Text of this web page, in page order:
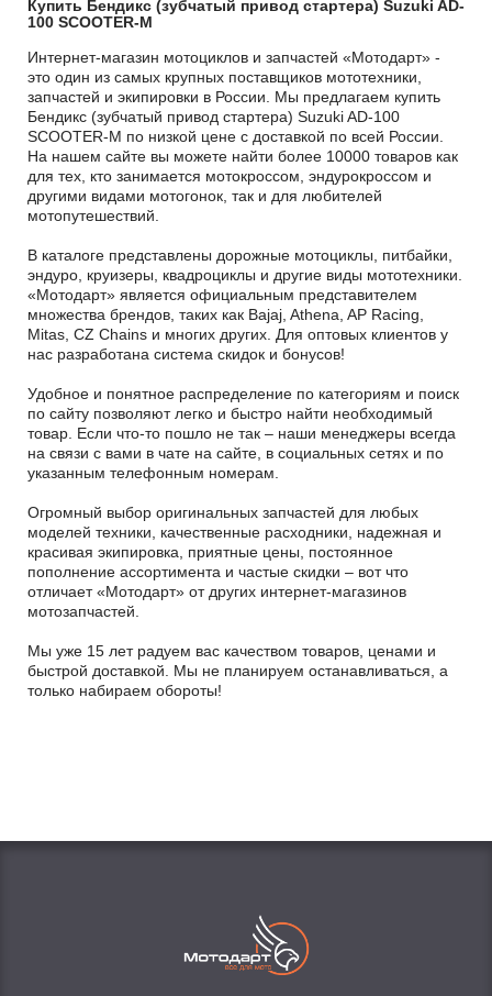
Купить Бендикс (зубчатый привод стартера) Suzuki AD-
100 SCOOTER-M
Интернет-магазин мотоциклов и запчастей «Мотодарт» -
это один из самых крупных поставщиков мототехники,
запчастей и экипировки в России. Мы предлагаем купить
Бендикс (зубчатый привод стартера) Suzuki AD-100
SCOOTER-M по низкой цене с доставкой по всей России.
На нашем сайте вы можете найти более 10000 товаров как
для тех, кто занимается мотокроссом, эндурокроссом и
другими видами мотогонок, так и для любителей
мотопутешествий.
В каталоге представлены дорожные мотоциклы, питбайки,
эндуро, круизеры, квадроциклы и другие виды мототехники.
«Мотодарт» является официальным представителем
множества брендов, таких как Bajaj, Athena, AP Racing,
Mitas, CZ Chains и многих других. Для оптовых клиентов у
нас разработана система скидок и бонусов!
Удобное и понятное распределение по категориям и поиск
по сайту позволяют легко и быстро найти необходимый
товар. Если что-то пошло не так – наши менеджеры всегда
на связи с вами в чате на сайте, в социальных сетях и по
указанным телефонным номерам.
Огромный выбор оригинальных запчастей для любых
моделей техники, качественные расходники, надежная и
красивая экипировка, приятные цены, постоянное
пополнение ассортимента и частые скидки – вот что
отличает «Мотодарт» от других интернет-магазинов
мотозапчастей.
Мы уже 15 лет радуем вас качеством товаров, ценами и
быстрой доставкой. Мы не планируем останавливаться, а
только набираем обороты!